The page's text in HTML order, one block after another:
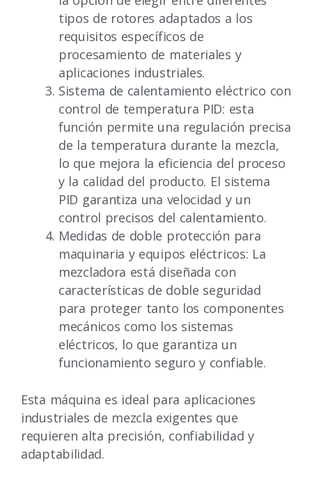
tipos de rotores adaptados a los
requisitos específicos de
procesamiento de materiales y
aplicaciones industriales.
Sistema de calentamiento eléctrico con
control de temperatura PID: esta
función permite una regulación precisa
de la temperatura durante la mezcla,
lo que mejora la eficiencia del proceso
y la calidad del producto. El sistema
PID garantiza una velocidad y un
control precisos del calentamiento.
Medidas de doble protección para
maquinaria y equipos eléctricos: La
mezcladora está diseñada con
características de doble seguridad
para proteger tanto los componentes
mecánicos como los sistemas
eléctricos, lo que garantiza un
funcionamiento seguro y confiable.
Esta máquina es ideal para aplicaciones
industriales de mezcla exigentes que
requieren alta precisión, confiabilidad y
adaptabilidad.